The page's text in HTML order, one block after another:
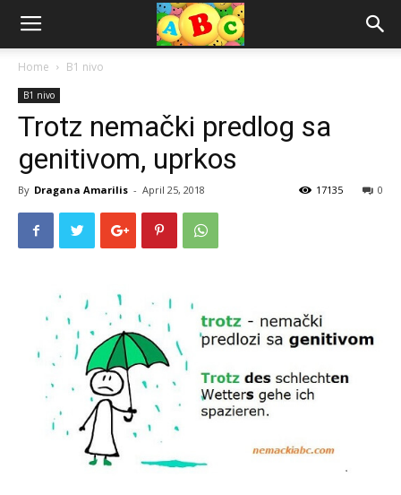
Home B1 nivo
B1 nivo
Trotz nemački predlog sa
genitivom, uprkos
By Dragana Amarilis - April 25, 2018 0
17135